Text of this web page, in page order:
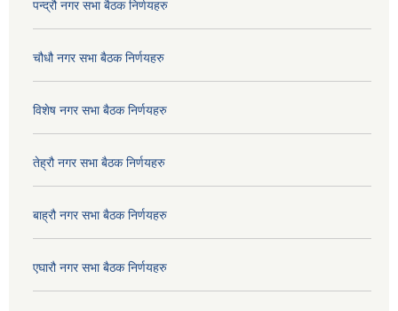
पन्द्रौ नगर सभा बैठक निर्णयहरु
चौधौ नगर सभा बैठक निर्णयहरु
विशेष नगर सभा बैठक निर्णयहरु
तेह्रौ नगर सभा बैठक निर्णयहरु
बाह्रौ नगर सभा बैठक निर्णयहरु
एघारौ नगर सभा बैठक निर्णयहरु